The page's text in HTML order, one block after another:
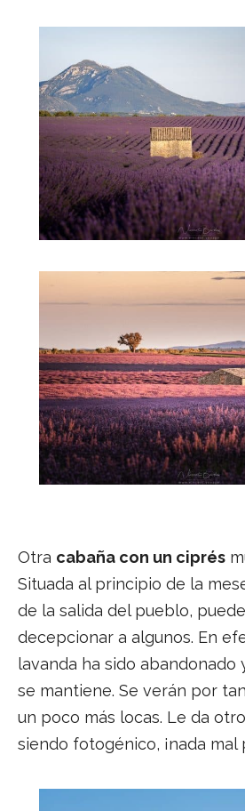
Otra cabaña con un ciprés
Situada al principio de la
de la salida del pueblo,
decepcionar a algunos. En
lavanda ha sido abandonado
se mantiene. Se verán por
un poco más locas. Le da
siendo fotogénico, ¡nada mal